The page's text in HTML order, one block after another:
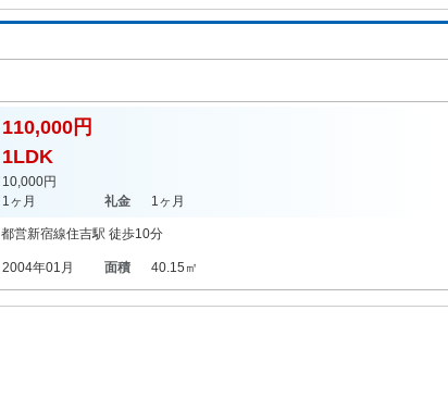
110,000円
1LDK
10,000円
1ヶ月 礼金 1ヶ月
都営新宿線住吉駅 徒歩10分
2004年01月 面積 40.15㎡